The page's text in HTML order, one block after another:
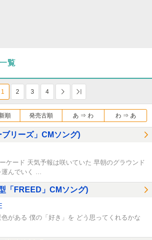
覧
1 2 3 4 次へ
順 発売古順 あ ⇒ わ わ ⇒ あ
リーズ」CMソング)
ケード 天気予報は咲いていた 早朝のグラウンド
んでいく ...
「FREED」CMソング)
がある 僕の「好き」を どう思ってくれるかな